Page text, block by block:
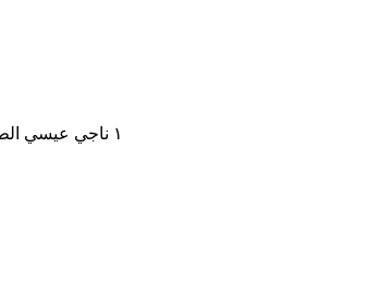
١ ناجي عيسي الطحاوي ,خلف بنزينه توتال مصطفي النحاس بجوار مدرسه المنهل ,المنطقه التاسعه مدينه نصر,محافظه القاهره